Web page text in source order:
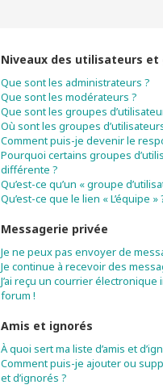
Niveaux des utilisateurs et
Que sont les administrateurs ?
Que sont les modérateurs ?
Que sont les groupes
Où sont les groupes
Comment puis-je devenir le
Pourquoi certains groupes
différente ?
Qu’est-ce qu’un « groupe
Qu’est-ce que le lien « L’équipe »
Messagerie privée
Je ne peux pas envoyer de
Je continue à recevoir des
J’ai reçu un courrier
forum !
Amis et ignorés
À quoi sert ma liste d’amis et
Comment puis-je ajouter ou
et d’ignorés ?